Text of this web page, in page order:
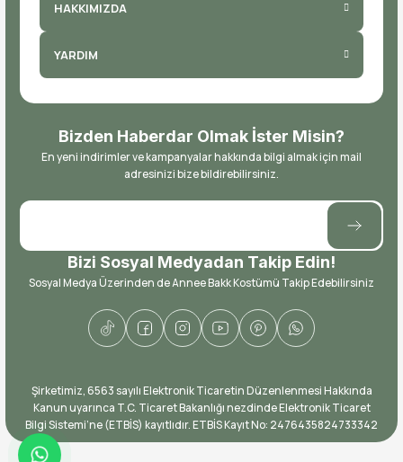
HAKKIMIZDA
YARDIM
Bizden Haberdar Olmak İster Misin?
En yeni indirimler ve kampanyalar hakkında bilgi almak için mail
adresinizi bize bildirebilirsiniz.
Bizi Sosyal Medyadan Takip Edin!
Sosyal Medya Üzerinden de Annee Bakk Kostümü Takip Edebilirsiniz
​Şirketimiz, 6563 sayılı Elektronik Ticaretin Düzenlenmesi Hakkında
Kanun uyarınca T.C. Ticaret Bakanlığı nezdinde Elektronik Ticaret
Bilgi Sistemi’ne (ETBİS) kayıtlıdır. ETBİS Kayıt No: ​2476435824733342